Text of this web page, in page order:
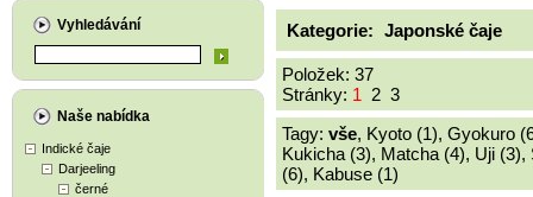
Vyhledávání
Naše nabídka
Indické čaje
Darjeeling
černé
Kategorie: Japonské čaje
Položek: 37
Stránky: 1 2 3
Tagy: vše, Kyoto (1), Gyokuro
Kukicha (3), Matcha (4), Uji (3),
(6), Kabuse (1)